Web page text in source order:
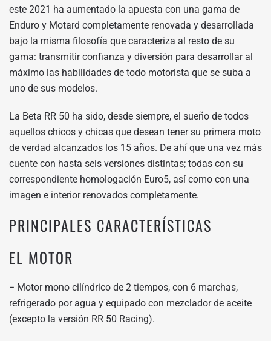
este 2021 ha aumentado la apuesta con una gama de
Enduro y Motard completamente renovada y desarrollada
bajo la misma filosofía que caracteriza al resto de su
gama: transmitir confianza y diversión para desarrollar al
máximo las habilidades de todo motorista que se suba a
uno de sus modelos.
La Beta RR 50 ha sido, desde siempre, el sueño de todos
aquellos chicos y chicas que desean tener su primera moto
de verdad alcanzados los 15 años. De ahí que una vez más
cuente con hasta seis versiones distintas; todas con su
correspondiente homologación Euro5, así como con una
imagen e interior renovados completamente.
PRINCIPALES CARACTERÍSTICAS
EL MOTOR
− Motor mono cilíndrico de 2 tiempos, con 6 marchas,
refrigerado por agua y equipado con mezclador de aceite
(excepto la versión RR 50 Racing).